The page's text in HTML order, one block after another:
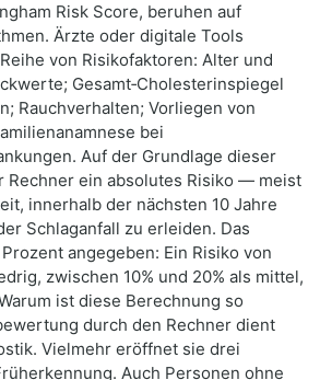
Risk Score, beruhen auf
Ärzte oder digitale Tools
von Risikofaktoren: Alter und
Gesamt‑Cholesterinspiegel
Rauchverhalten; Vorliegen von
bei
Auf der Grundlage dieser
Rechner ein absolutes Risiko — meist
innerhalb der nächsten 10 Jahre
Schlaganfall zu erleiden. Das
angegeben: Ein Risiko von
zwischen 10% und 20% als mittel,
ist diese Berechnung so
durch den Rechner dient
Vielmehr eröffnet sie drei
Auch Personen ohne